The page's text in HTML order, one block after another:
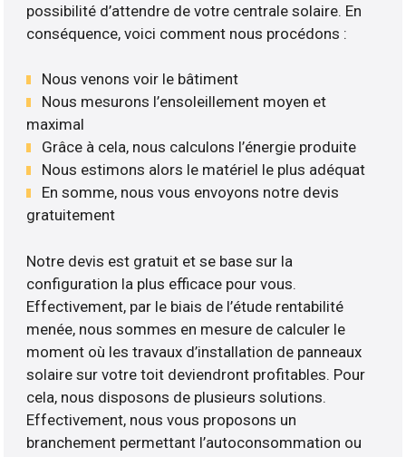
possibilité d’attendre de votre centrale solaire. En
conséquence, voici comment nous procédons :
Nous venons voir le bâtiment
Nous mesurons l’ensoleillement moyen et
maximal
Grâce à cela, nous calculons l’énergie produite
Nous estimons alors le matériel le plus adéquat
En somme, nous vous envoyons notre devis
gratuitement
Notre devis est gratuit et se base sur la
configuration la plus efficace pour vous.
Effectivement, par le biais de l’étude rentabilité
menée, nous sommes en mesure de calculer le
moment où les travaux d’installation de panneaux
solaire sur votre toit deviendront profitables. Pour
cela, nous disposons de plusieurs solutions.
Effectivement, nous vous proposons un
branchement permettant l’autoconsommation ou